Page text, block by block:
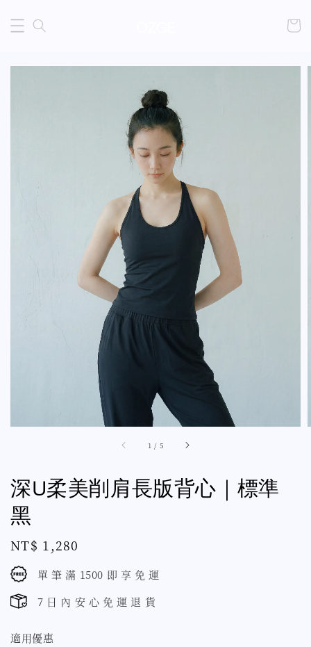
1 / 5
深U柔美削肩長版背心｜標準
黑
Regular
price
NT$ 1,280
單 筆 滿 1500 即 享 免 運
7 日 內 安 心 免 運 退 貨
適用優惠